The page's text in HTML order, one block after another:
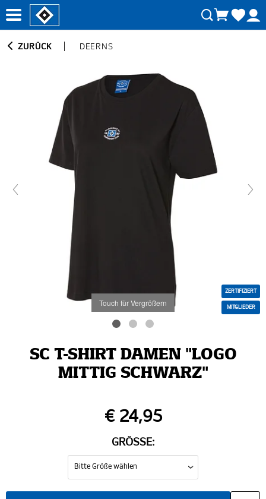
ZURÜCK DEERNS
Touch für Vergrößern
ZERTIFIZIERT
MITGLIEDER
SC T-SHIRT DAMEN "LOGO
MITTIG SCHWARZ"
€ 24,95
GRÖSSE: